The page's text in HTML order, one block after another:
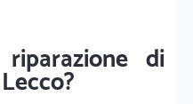
di